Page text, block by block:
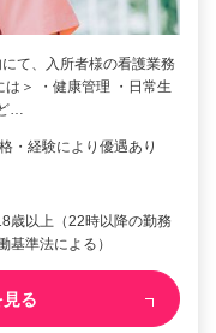
て、入所者様の看護業務
＞ ・健康管理 ・日常生
…
経験により優遇あり
以上（22時以降の勤務
準法による）
る